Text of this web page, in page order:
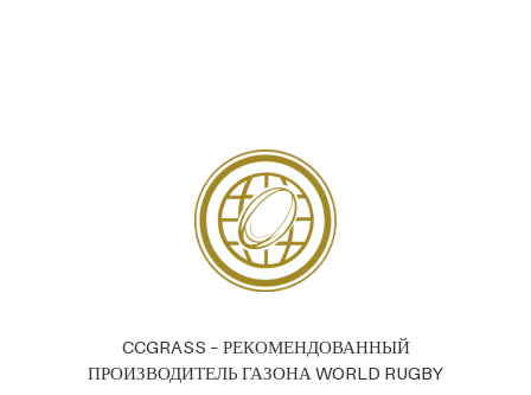
CCGRASS – РЕКОМЕНДОВАННЫЙ
ПРОИЗВОДИТЕЛЬ ГАЗОНА WORLD RUGBY